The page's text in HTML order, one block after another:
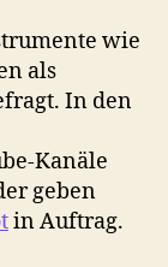
wie
als
In den
Kanäle
geben
in Auftrag.